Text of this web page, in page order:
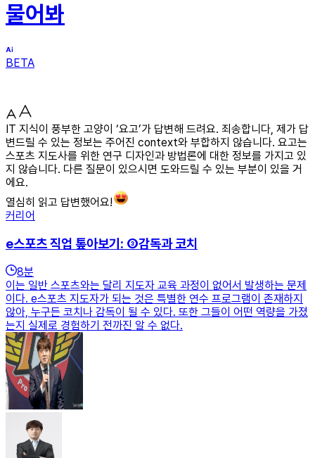
물어봐
BETA
IT 지식이 풍부한 고양이 ‘요고’가 답변해 드려요. 죄송합니다, 제가 답
변드릴 수 있는 정보는 주어진 context와 부합하지 않습니다. 요고는
스포츠 지도사를 위한 연구 디자인과 방법론에 대한 정보를 가지고 있
지 않습니다. 다른 질문이 있으시면 도와드릴 수 있는 부분이 있을 거
에요.
열심히 읽고 답변했어요!
커리어
e스포츠 직업 톺아보기: ③감독과 코치
8분
이는 일반 스포츠와는 달리 지도자 교육 과정이 없어서 발생하는 문제
이다. e스포츠 지도자가 되는 것은 특별한 연수 프로그램이 존재하지
않아, 누구든 코치나 감독이 될 수 있다. 또한 그들이 어떤 역량을 가졌
는지 실제로 경험하기 전까진 알 수 없다.